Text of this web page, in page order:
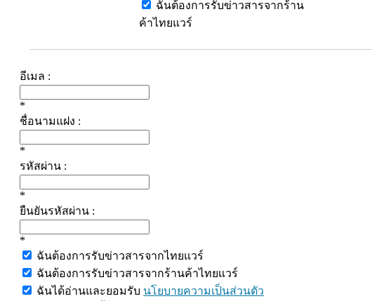
ฉันต้องการรับข่าวสารจากร้าน
ค้าไทยแวร์
อีเมล :
*
ชื่อนามแฝง :
*
รหัสผ่าน :
*
ยืนยันรหัสผ่าน :
*
ฉันต้องการรับข่าวสารจากไทยแวร์
ฉันต้องการรับข่าวสารจากร้านค้าไทยแวร์
ฉันได้อ่านและยอมรับ นโยบายความเป็นส่วนตัว